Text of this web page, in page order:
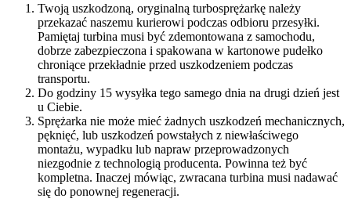
Twoją uszkodzoną, oryginalną turbosprężarkę należy
przekazać naszemu kurierowi podczas odbioru przesyłki.
Pamiętaj turbina musi być zdemontowana z samochodu,
dobrze zabezpieczona i spakowana w kartonowe pudełko
chroniące przekładnie przed uszkodzeniem podczas
transportu.
Do godziny 15 wysyłka tego samego dnia na drugi dzień jest
u Ciebie.
Sprężarka nie może mieć żadnych uszkodzeń mechanicznych,
pęknięć, lub uszkodzeń powstałych z niewłaściwego
montażu, wypadku lub napraw przeprowadzonych
niezgodnie z technologią producenta. Powinna też być
kompletna. Inaczej mówiąc, zwracana turbina musi nadawać
się do ponownej regeneracji.